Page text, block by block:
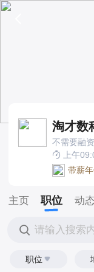
淘才数
不需要融
上午
带薪
主页 职位 动态
请输入搜索
职位